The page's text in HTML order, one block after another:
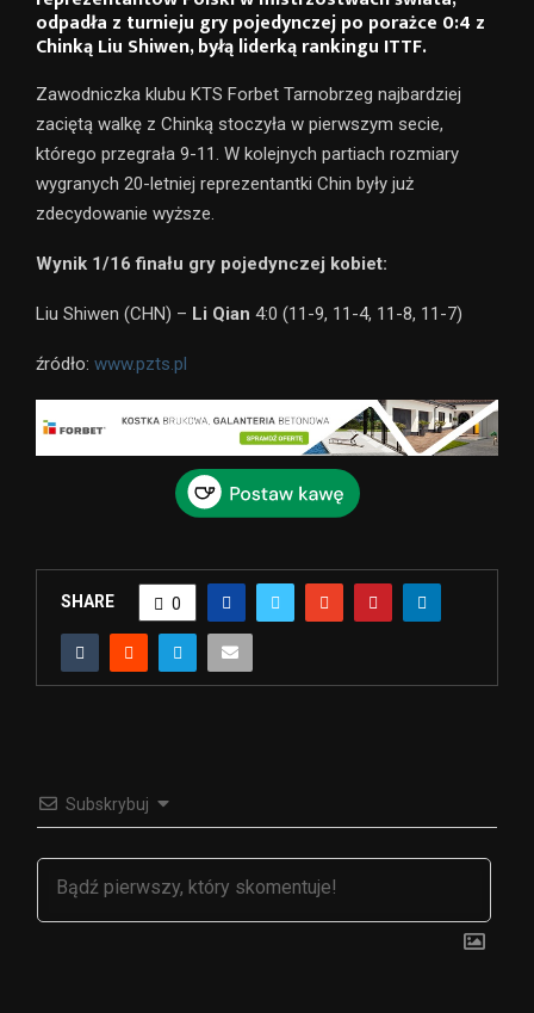
odpadła z turnieju gry pojedynczej po porażce 0:4 z
Chinką Liu Shiwen, byłą liderką rankingu ITTF.
Zawodniczka klubu KTS Forbet Tarnobrzeg najbardziej
zaciętą walkę z Chinką stoczyła w pierwszym secie,
którego przegrała 9-11. W kolejnych partiach rozmiary
wygranych 20-letniej reprezentantki Chin były już
zdecydowanie wyższe.
Wynik 1/16 finału gry pojedynczej kobiet:
Liu Shiwen (CHN) – Li Qian 4:0 (11-9, 11-4, 11-8, 11-7)
źródło: www.pzts.pl
SHARE 0
Subskrybuj